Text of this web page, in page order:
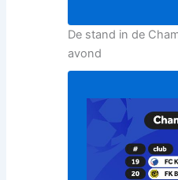
De stand in de
avond